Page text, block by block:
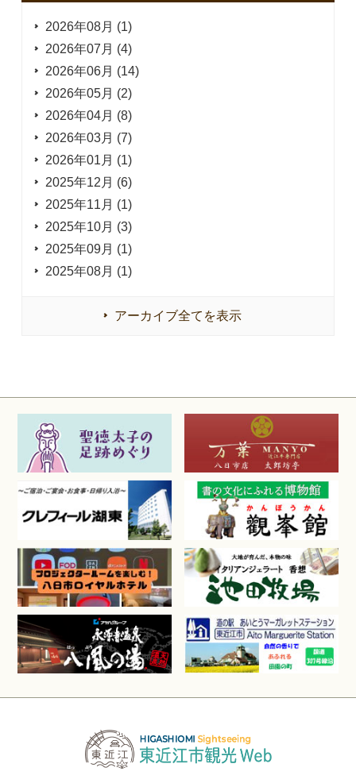
2026年08月 (1)
2026年07月 (4)
2026年06月 (14)
2026年05月 (2)
2026年04月 (8)
2026年03月 (7)
2026年01月 (1)
2025年12月 (6)
2025年11月 (1)
2025年10月 (3)
2025年09月 (1)
2025年08月 (1)
アーカイブ全てを表示